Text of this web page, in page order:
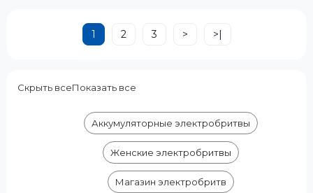
Страна-производитель товара:
Электробритва, защитная
переменного тока, насадка 1-3
мм, насадка 5-7 мм, чистящая
эксплуатации, гарантийный
Страна-производитель товара:
переменного тока, дорожный
чехол, чистящая щёточка,
инструкция по эксплуатации,
гарантийный талон
Время работы, мин:
1 2 3 > >|
Скрыть всеПоказать все
Аккумуляторные электробритвы
Женские электробритвы
Магазин электробритв